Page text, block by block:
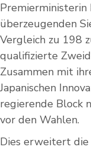
Premierministerin
überzeugenden
Vergleich zu 198
qualifizierte
Zusammen mit
Japanischen
regierende Block
vor den Wahlen.
Dies erweitert